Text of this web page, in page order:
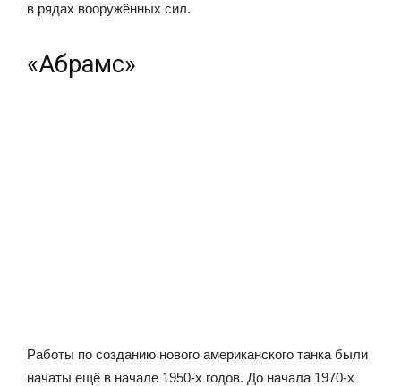
в рядах вооружённых сил.
«Абрамс»
Работы по созданию нового американского танка были
начаты ещё в начале 1950-х годов. До начала 1970-х